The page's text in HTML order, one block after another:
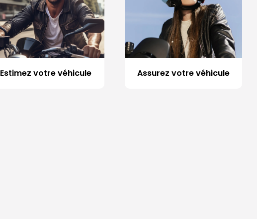
Estimez votre véhicule Assurez votre véhicule